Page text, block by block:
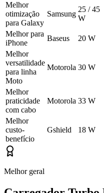
Melhor
otimização
para Galaxy
Samsung
25 / 45
W
Melhor para
iPhone
Baseus 20 W
Melhor
versatilidade
para linha
Moto
Motorola 30 W
Melhor
praticidade
com cabo
Motorola 33 W
Melhor
custo-
benefício
Gshield 18 W
Melhor geral